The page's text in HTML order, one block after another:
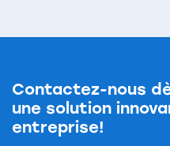
Contactez-nous
une solution
entreprise!